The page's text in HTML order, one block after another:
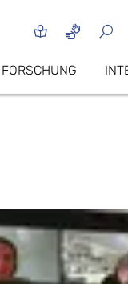
FORSCHUNG